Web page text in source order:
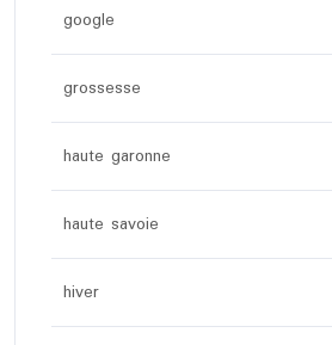
google
grossesse
haute garonne
haute savoie
hiver